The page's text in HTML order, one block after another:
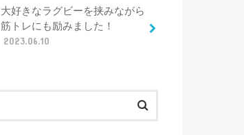
大好きなラグビーを挟みながら
筋トレにも励みました！
2023.06.10